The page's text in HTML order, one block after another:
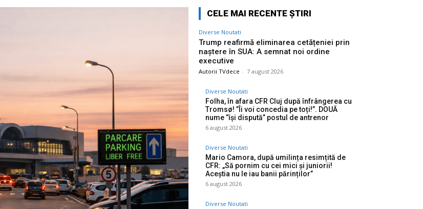
CELE MAI RECENTE ȘTIRI
Diverse Noutati
Trump reafirmă eliminarea cetățeniei prin
naștere în SUA: A semnat noi ordine
executive
Autorii TVdece - 7 august 2026
Diverse Noutati
Folha, în afara CFR Cluj după înfrângerea cu
Tromsø! ”Îi voi concedia pe toți!”. DOUĂ
nume ”își dispută” postul de antrenor
6 august 2026
Diverse Noutati
Mario Camora, după umilința resimțită de
CFR: „Să pornim cu cei mici și juniorii!
Aceștia nu le iau banii părinților”
6 august 2026
Diverse Noutati